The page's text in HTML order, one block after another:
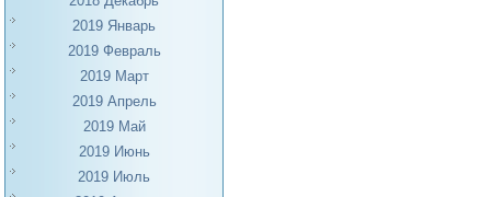
2019 Январь
2019 Февраль
2019 Март
2019 Апрель
2019 Май
2019 Июнь
2019 Июль